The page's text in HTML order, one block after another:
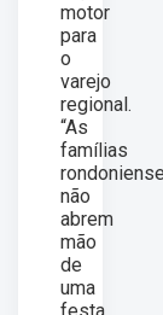
motor
para
o
varejo
regional.
“As
famílias
não
abrem
mão
de
uma
festa